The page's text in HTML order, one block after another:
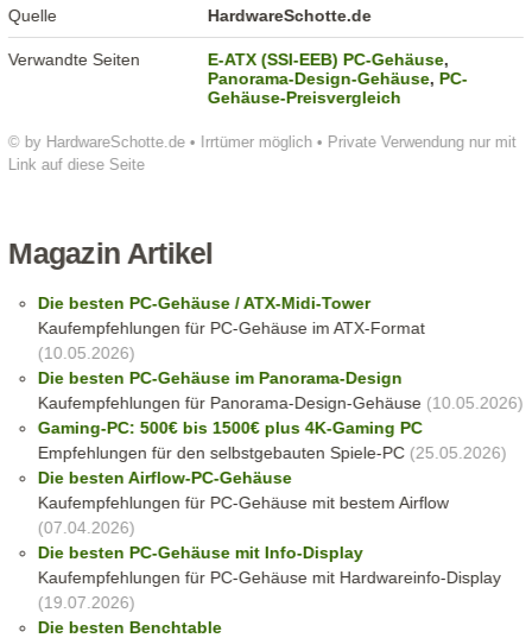
© by HardwareSchotte.de • Irrtümer möglich • Private Verwendung nur mit
Link auf diese Seite
Quelle HardwareSchotte.de
Verwandte Seiten E-ATX (SSI-EEB) PC-Gehäuse,
Panorama-Design-Gehäuse,PC-
Gehäuse-Preisvergleich
Magazin Artikel
Die besten PC-Gehäuse / ATX-Midi-Tower
Kaufempfehlungen für PC-Gehäuse im ATX-Format
(10.05.2026)
Die besten PC-Gehäuse im Panorama-Design
Kaufempfehlungen für Panorama-Design-Gehäuse (10.05.2026)
Gaming-PC: 500€ bis 1500€ plus 4K-Gaming PC
Empfehlungen für den selbstgebauten Spiele-PC(25.05.2026)
Die besten Airflow-PC-Gehäuse
Kaufempfehlungen für PC-Gehäuse mit bestem Airflow
(07.04.2026)
Die besten PC-Gehäuse mit Info-Display
Kaufempfehlungen für PC-Gehäuse mit Hardwareinfo-Display
(19.07.2026)
Die besten Benchtable